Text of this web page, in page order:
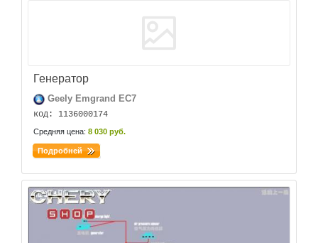
Генератор
Geely Emgrand EC7
код: 1136000174
Средняя цена: 8 030 руб.
Подробней